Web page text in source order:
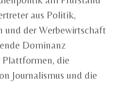
aus Politik,
und der Werbewirtschaft
Dominanz
die
Journalismus und die